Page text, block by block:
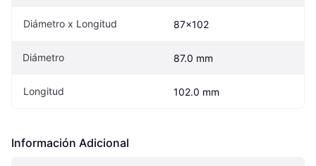
Diámetro x Longitud 87x102
Diámetro 87.0 mm
Longitud 102.0 mm
Información Adicional